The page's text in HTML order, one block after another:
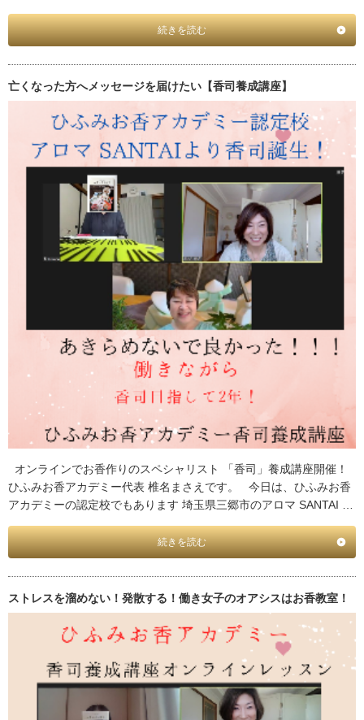
続きを読む
亡くなった方へメッセージを届けたい【香司養成講座】
オンラインでお香作りのスペシャリスト 「香司」養成講座開催！
ひふみお香アカデミー代表 椎名まさえです。 今日は、ひふみお香
アカデミーの認定校でもあります 埼玉県三郷市のアロマ SANTAI …
続きを読む
ストレスを溜めない！発散する！働き女子のオアシスはお香教室！